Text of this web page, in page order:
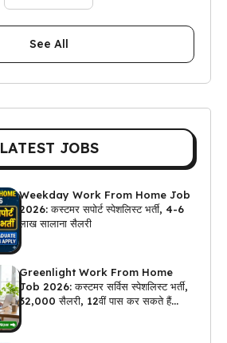
See All
LATEST JOBS
Weekday Work From Home Job
2026: कस्टमर सपोर्ट स्पेशलिस्ट भर्ती, 4-6
लाख सालाना सैलरी
Greenlight Work From Home
Job 2026: कस्टमर सर्विस स्पेशलिस्ट भर्ती,
₹32,000 सैलरी, 12वीं पास कर सकते हैं